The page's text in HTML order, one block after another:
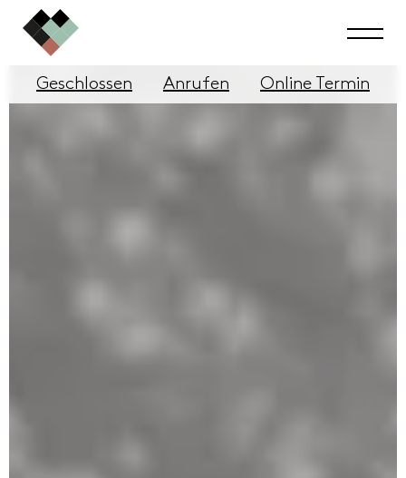
Geschlossen Anrufen Online Termin